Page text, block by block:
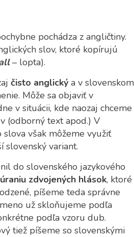
pochádza z angličtiny.
slov, ktoré kopírujú
– lopta).
čisto anglický a v slovenskom
Môže sa objaviť v
v situácii, kde naozaj chceme
(odborný text apod.) V
však môžeme využiť
slovenský variant.
do slovenského jazykového
zdvojených hlások, ktoré
píšeme teda správne
už skloňujeme podľa
podľa vzoru dub.
tiež píšeme so slovenskými